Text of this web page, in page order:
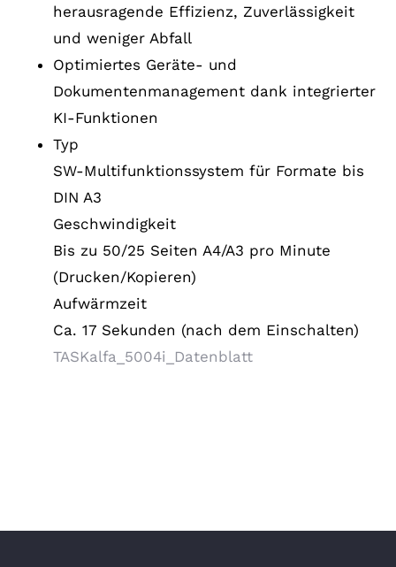
herausragende Effizienz, Zuverlässigkeit
und weniger Abfall
Optimiertes Geräte- und
Dokumentenmanagement dank integrierter
KI-Funktionen
Typ
SW-Multifunktionssystem für Formate bis
DIN A3
Geschwindigkeit
Bis zu 50/25 Seiten A4/A3 pro Minute
(Drucken/Kopieren)
Aufwärmzeit
Ca. 17 Sekunden (nach dem Einschalten)
TASKalfa_5004i_Datenblatt